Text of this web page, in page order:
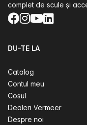
complet de scule și
Facebook
Instagram
YouTube
LinkedIn
DU-TE LA
Catalog
Contul meu
Cosul
Dealeri Vermeer
Despre noi